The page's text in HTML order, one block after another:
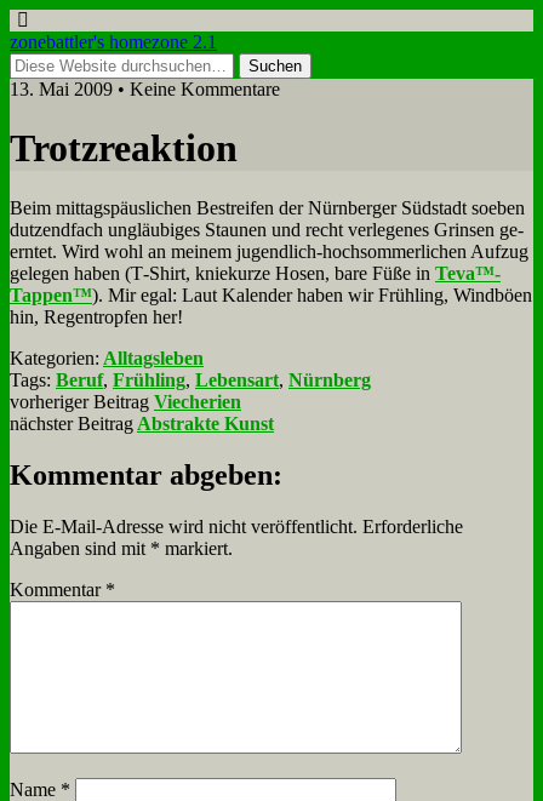
zonebattler's homezone 2.1
13. Mai 2009 • Keine Kommentare
Trotz­re­ak­ti­on
Beim mit­tags­päus­li­chen Be­strei­fen der Nürn­ber­ger Süd­stadt so­eben
dut­zend­fach un­gläu­bi­ges Stau­nen und recht ver­le­ge­nes Grin­sen ge­
ern­tet. Wird wohl an mei­nem ju­gend­lich-hoch­som­mer­li­chen Auf­zug
ge­le­gen ha­ben (T‑Shirt, knie­kur­ze Ho­sen, ba­re Fü­ße in Teva™-
Tappen™). Mir egal: Laut Ka­len­der ha­ben wir Früh­ling, Wind­bö­en
hin, Re­gen­trop­fen her!
Kategorien: Alltagsleben
Tags: Beruf, Frühling, Lebensart, Nürnberg
vorheriger Beitrag Viecherien
nächster Beitrag Abstrakte Kunst
Kommentar abgeben:
Die E-Mail-Adresse wird nicht veröffentlicht. Erforderliche
Angaben sind mit * markiert.
Kommentar *
Name *